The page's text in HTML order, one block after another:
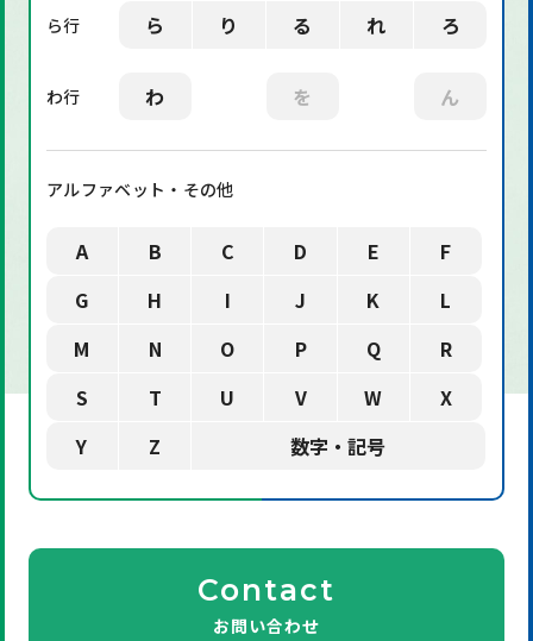
ら行 ら り る れ ろ
わ行 わ を ん
アルファベット・その他
A B C D E
F
G
H I J K
L
M
N O P Q
R
S
T U V W
X
Y
Z 数字・記号
Contact
お問い合わせ